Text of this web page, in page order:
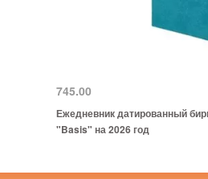
745.00
Ежедневник датированный
"Basis" на 2026 год